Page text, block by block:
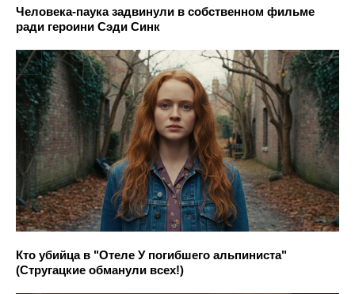
Человека-паука задвинули в собственном фильме
ради героини Сэди Синк
Кто убийца в "Отеле У погибшего альпиниста"
(Стругацкие обманули всех!)